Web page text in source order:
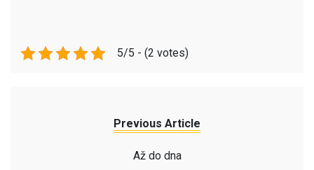
5/5 - (2 votes)
Previous Article
Až do dna